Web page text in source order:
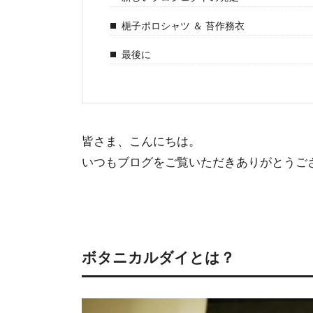
梔子ポロシャツ ＆ 苔作務衣
最後に
皆さま、こんにちは。
いつもブログをご覧いただきありがとうご
ボタニカルダイとは？